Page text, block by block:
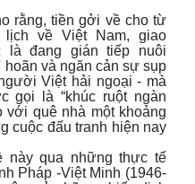
rằng, tiền gởi về cho từ
về Việt Nam, giao
đang gián tiếp nuôi
và ngăn cản sự sụp
Việt hải ngoại - mà
gọi là “khúc ruột ngàn
với quê nhà một khoảng
cuộc đấu tranh hiện nay
này qua những thực tế
Pháp -Việt Minh (1946-